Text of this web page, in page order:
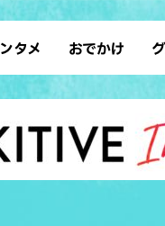
タメ
ント ス
・芸人 テ
おでかけ
アート
ショッピング
アジア